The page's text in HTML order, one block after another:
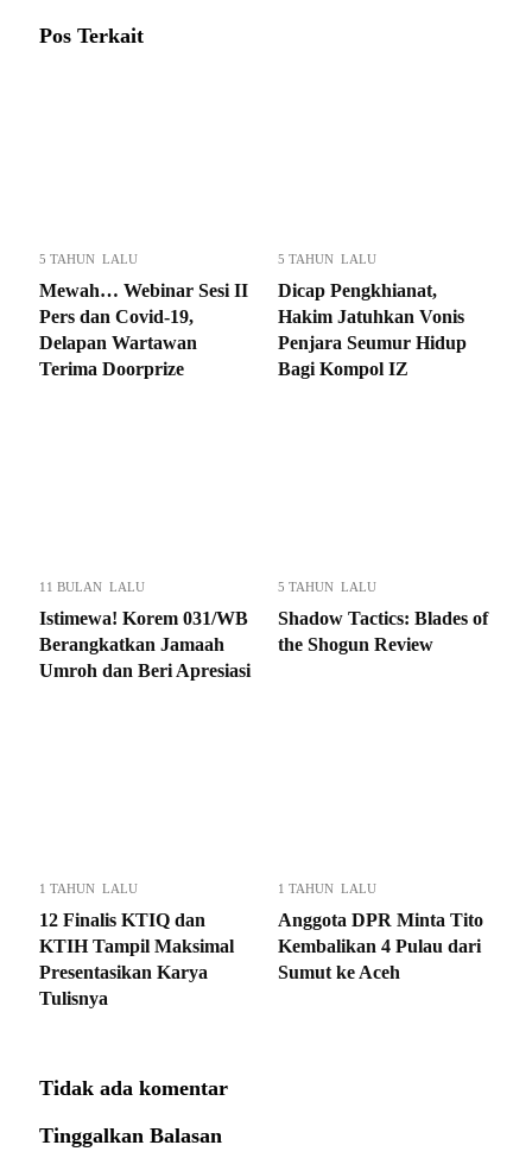
Pos Terkait
5 TAHUN LALU
Mewah… Webinar Sesi II
Pers dan Covid-19,
Delapan Wartawan
Terima Doorprize
5 TAHUN LALU
Dicap Pengkhianat,
Hakim Jatuhkan Vonis
Penjara Seumur Hidup
Bagi Kompol IZ
11 BULAN LALU
Istimewa! Korem 031/WB
Berangkatkan Jamaah
Umroh dan Beri Apresiasi
5 TAHUN LALU
Shadow Tactics: Blades of
the Shogun Review
1 TAHUN LALU
12 Finalis KTIQ dan
KTIH Tampil Maksimal
Presentasikan Karya
Tulisnya
1 TAHUN LALU
Anggota DPR Minta Tito
Kembalikan 4 Pulau dari
Sumut ke Aceh
Tidak ada komentar
Tinggalkan Balasan